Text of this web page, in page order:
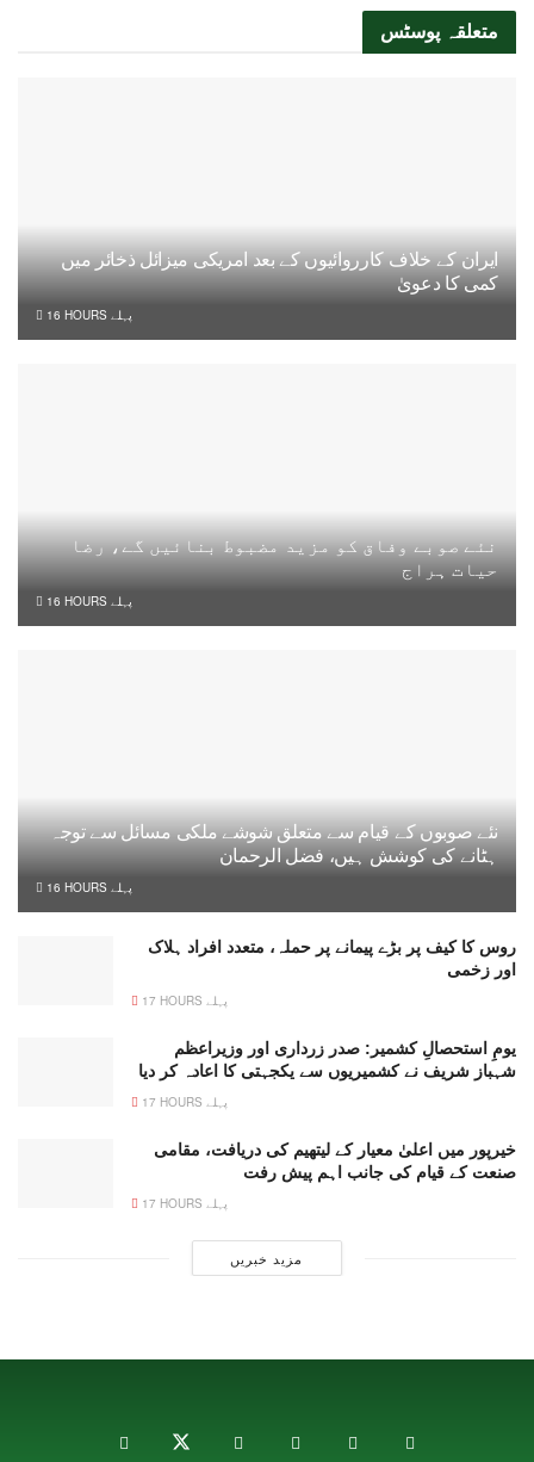
متعلقہ پوسٹس
ایران کے خلاف کارروائیوں کے بعد امریکی میزائل ذخائر میں
کمی کا دعویٰ
16 HOURS پہلے
نئے صوبے وفاق کو مزید مضبوط بنائیں گے، رضا
حیات ہراج
16 HOURS پہلے
نئے صوبوں کے قیام سے متعلق شوشے ملکی مسائل سے توجہ
ہٹانے کی کوشش ہیں، فضل الرحمان
16 HOURS پہلے
روس کا کیف پر بڑے پیمانے پر حملہ، متعدد افراد ہلاک
اور زخمی
17 HOURS پہلے
یومِ استحصالِ کشمیر: صدر زرداری اور وزیراعظم
شہباز شریف نے کشمیریوں سے یکجہتی کا اعادہ کر دیا
17 HOURS پہلے
خیرپور میں اعلیٰ معیار کے لیتھیم کی دریافت، مقامی
صنعت کے قیام کی جانب اہم پیش رفت
17 HOURS پہلے
مزید خبریں